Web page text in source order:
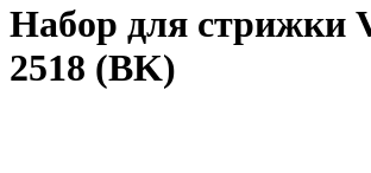
Набор для стрижки
2518 (BK)